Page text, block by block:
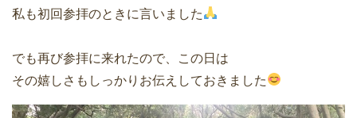
私も初回参拝のときに言いました
でも再び参拝に来れたので、この日は
その嬉しさもしっかりお伝えしておきました